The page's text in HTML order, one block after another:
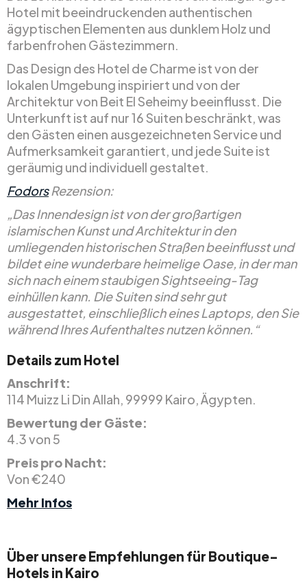
Hotel mit beeindruckenden authentischen
ägyptischen Elementen aus dunklem Holz und
farbenfrohen Gästezimmern.
Das Design des Hotel de Charme ist von der
lokalen Umgebung inspiriert und von der
Architektur von Beit El Seheimy beeinflusst. Die
Unterkunft ist auf nur 16 Suiten beschränkt, was
den Gästen einen ausgezeichneten Service und
Aufmerksamkeit garantiert, und jede Suite ist
geräumig und individuell gestaltet.
FodorsRezension:
„Das Innendesign ist von der großartigen
islamischen Kunst und Architektur in den
umliegenden historischen Straßen beeinflusst und
bildet eine wunderbare heimelige Oase, in der man
sich nach einem staubigen Sightseeing-Tag
einhüllen kann. Die Suiten sind sehr gut
ausgestattet, einschließlich eines Laptops, den Sie
während Ihres Aufenthaltes nutzen können.“
Details zum Hotel
Anschrift:
114 Muizz Li Din Allah, 99999 Kairo, Ägypten.
Bewertung der Gäste:
4.3 von 5
Preis pro Nacht:
Von €240
Mehr Infos
Über unsere Empfehlungen für Boutique-
Hotels in Kairo